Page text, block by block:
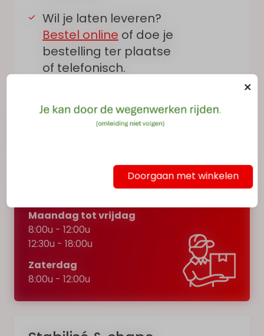
Wil je laten leveren?
Bestel online of doe je
bestelling ter plaatse
of telefonisch.
Onze openingsuren
Maandag tot vrijdag
8:00u - 12:00u
12:30u - 18:00u
Zaterdag
8:00u - 12:00u
Doorgaan met winkelen